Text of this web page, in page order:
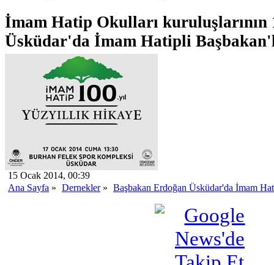
İmam Hatip Okulları kuruluşlarının
Üsküdar'da İmam Hatipli
15 Ocak 2014, 00:39
Ana Sayfa » Dernekler» Başbakan Erdoğan Üsküdar'da İmam